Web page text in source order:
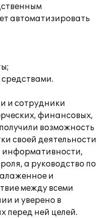
автоматизировать
и сотрудники
финансовых,
возможность
своей деятельности
информативности,
а руководство по
и
между всеми
и уверено в
перед ней целей.